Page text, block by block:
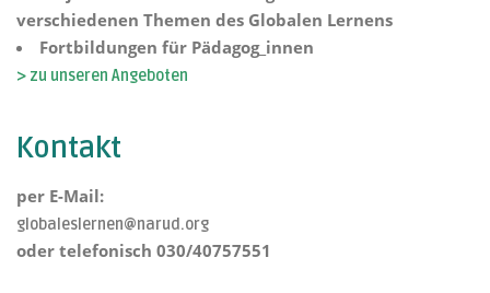
verschiedenen Themen des Globalen Lernens
Fortbildungen für Pädagog_innen
> zu unseren Angeboten
Kontakt
per E-Mail:
globaleslernen@narud.org
oder telefonisch 030/40757551